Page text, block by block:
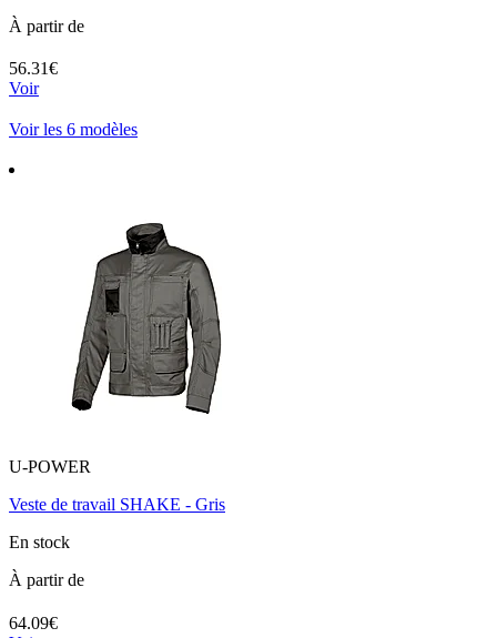
À partir de
56.31€
Voir
Voir les 6 modèles
U-POWER
Veste de travail SHAKE - Gris
En stock
À partir de
64.09€